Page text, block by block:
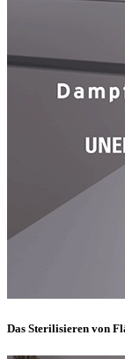
Das Sterilisieren von